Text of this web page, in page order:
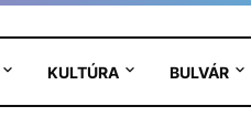
KULTÚRA BULVÁR